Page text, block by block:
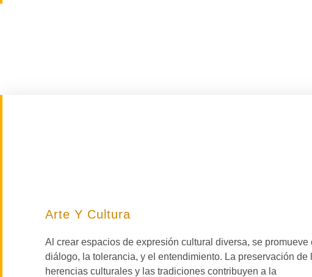
Arte Y Cultura
Al crear espacios de expresión cultural diversa, se promueve
diálogo, la tolerancia, y el entendimiento. La preservación de
herencias culturales y las tradiciones contribuyen a la